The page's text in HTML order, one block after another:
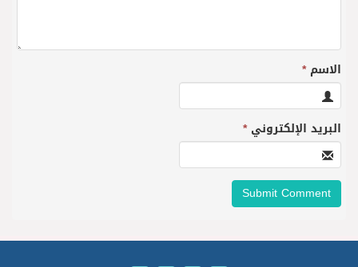
الاسم*
البريد الإلكتروني*